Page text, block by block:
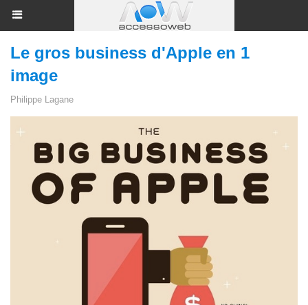
Le gros business d'Apple en 1
image
Philippe Lagane